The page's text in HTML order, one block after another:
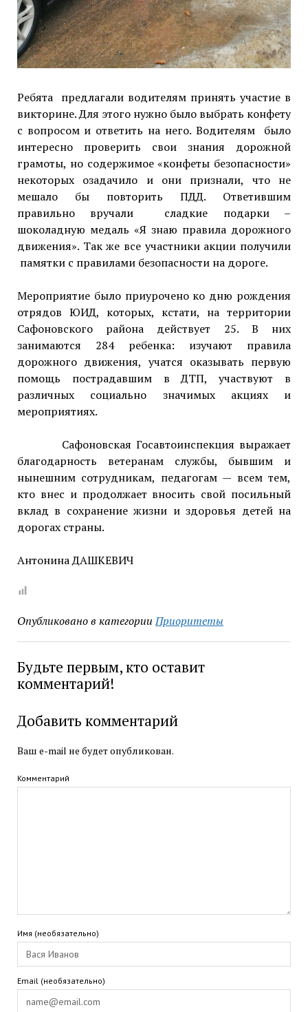
Ребята предлагали водителям принять участие в
викторине. Для этого нужно было выбрать конфету
с вопросом и ответить на него. Водителям было
интересно проверить свои знания дорожной
грамоты, но содержимое «конфеты безопасности»
некоторых озадачило и они признали, что не
мешало бы повторить ПДД. Ответившим
правильно вручали сладкие подарки –
шоколадную медаль «Я знаю правила дорожного
движения». Так же все участники акции получили
памятки с правилами безопасности на дороге.
Мероприятие было приурочено ко дню рождения
отрядов ЮИД, которых, кстати, на территории
Сафоновского района действует 25. В них
занимаются 284 ребенка: изучают правила
дорожного движения, учатся оказывать первую
помощь пострадавшим в ДТП, участвуют в
различных социально значимых акциях и
мероприятиях.
Сафоновская Госавтоинспекция выражает
благодарность ветеранам службы, бывшим и
нынешним сотрудникам, педагогам — всем тем,
кто внес и продолжает вносить свой посильный
вклад в сохранение жизни и здоровья детей на
дорогах страны.
Антонина ДАШКЕВИЧ
Опубликовано в категории Приоритеты
Будьте первым, кто оставит
комментарий!
Добавить комментарий
Ваш e-mail не будет опубликован.
Комментарий
Имя (необязательно)
Email (необязательно)